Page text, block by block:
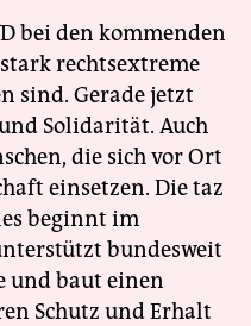
bei den kommenden
rechtsextreme
sind. Gerade jetzt
Solidarität. Auch
die sich vor Ort
einsetzen. Die taz
beginnt im
bundesweit
und baut einen
Schutz und Erhalt